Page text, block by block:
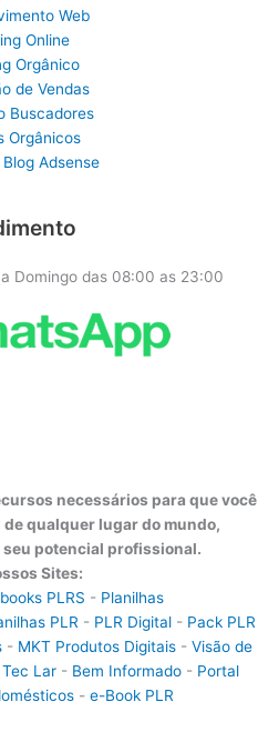
Web
Online
Orgânico
de Vendas
Buscadores
Orgânicos
Adsense
Domingo das 08:00 as 23:00
necessários para que você
qualquer lugar do mundo,
potencial profissional.
Sites:
PLRS - Planilhas
PLR - PLR Digital- Pack PLR
- MKT Produtos Digitais- Visão de
Lar - Bem Informado - Portal
- e-Book PLR